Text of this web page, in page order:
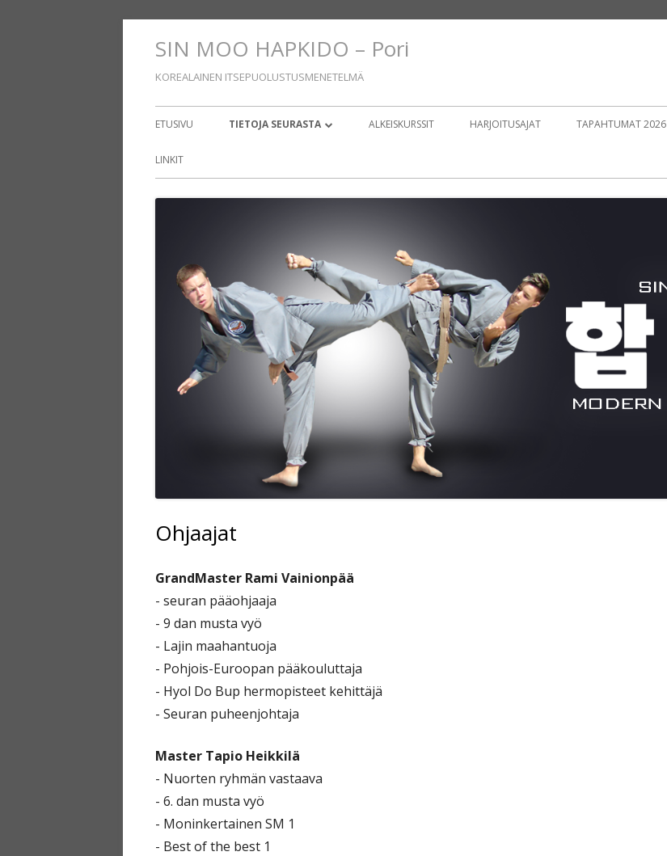
SIN MOO HAPKIDO – Pori
KOREALAINEN ITSEPUOLUSTUSMENETELMÄ
Ensisijainen
valikko
ETUSIVU TIETOJA SEURASTA
KUVAT JA VIDEOT
ALKEISKURSSIT HARJOITUSAJAT TAPAHTUMAT 2026
LINKIT
Ohjaajat
GrandMaster Rami Vainionpää
- seuran pääohjaaja
- 9 dan musta vyö
- Lajin maahantuoja
- Pohjois-Euroopan pääkouluttaja
- Hyol Do Bup hermopisteet kehittäjä
- Seuran puheenjohtaja
Master Tapio Heikkilä
- Nuorten ryhmän vastaava
- 6. dan musta vyö
- Moninkertainen SM 1
- Best of the best 1